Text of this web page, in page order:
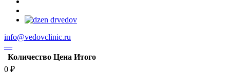
info@vedovclinic.ru
—
Количество Цена Итого
0 ₽